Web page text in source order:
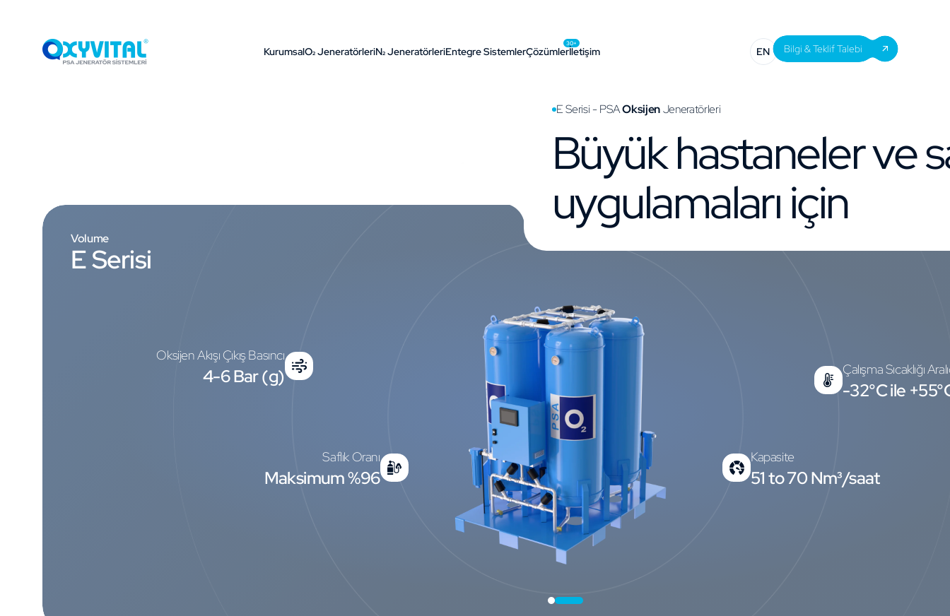
KurumsalO₂ JeneratörleriN₂ JeneratörleriEntegre SistemlerÇözümler
30+
İletişim EN Bilgi & Teklif Talebi
Volume
E Serisi
Oksijen Akışı Çıkış Basıncı
4-6 Bar (g)
Saflık Oranı
Maksimum %96
01
E Serisi - PSAOksijenJeneratörleri
Büyük hastaneler ve
uygulamaları için
Çalışma Sıcaklığı
-32°C ile
Kapasite
51 to 70 Nm³/saat